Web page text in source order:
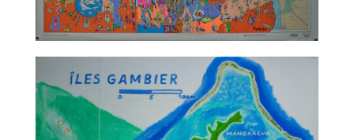
TALC02-13 – Christophe Ausello